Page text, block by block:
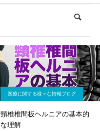
医療に関する様々な情報ブログ
頸椎椎間板ヘルニアの基本的
な理解